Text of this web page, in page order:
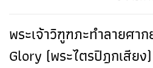
พระเจ้าวิฑูฑภะทำลายศา
Glory (พระไตรปิฎกเสียง)